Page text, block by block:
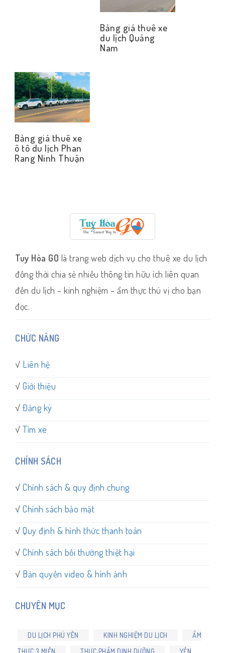
Bảng giá thuê xe
du lịch Quảng
Nam
Bảng giá thuê xe
ô tô du lịch Phan
Rang Ninh Thuận
Tuy Hòa GO là trang web dịch vụ cho thuê xe du lịch
đồng thời chia sẻ nhiều thông tin hữu ích liên quan
đến du lịch – kinh nghiệm – ẩm thực thú vị cho bạn
đọc.
CHỨC NĂNG
√ Liên hệ
√ Giới thiệu
√ Đăng ký
√ Tìm xe
CHÍNH SÁCH
√ Chính sách & quy định chung
√ Chính sách bảo mật
√ Quy định & hình thức thanh toán
√ Chính sách bồi thường thiệt hại
√ Bản quyền video & hình ảnh
CHUYÊN MỤC
DU LỊCH PHÚ YÊN KINH NGHIỆM DU LỊCH
ẨM